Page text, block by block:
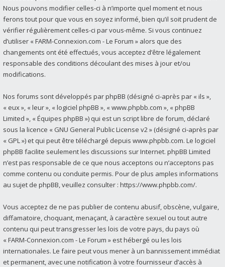
Nous pouvons modifier celles-ci à n’importe quel moment et nous
ferons tout pour que vous en soyez informé, bien qu’il soit prudent de
vérifier régulièrement celles-ci par vous-même. Si vous continuez
d’utiliser « FARM-Connexion.com - Le Forum » alors que des
changements ont été effectués, vous acceptez d’être légalement
responsable des conditions découlant des mises à jour et/ou
modifications.
Nos forums sont développés par phpBB (désigné ci-après par « ils »,
« eux », « leur », « logiciel phpBB », « www.phpbb.com », « phpBB
Limited », « Équipes phpBB ») qui est un script libre de forum, déclaré
sous la licence « GNU General Public License v2» (désigné ci-après par
« GPL ») et qui peut être téléchargé depuis www.phpbb.com. Le logiciel
phpBB facilite seulement les discussions sur Internet. phpBB Limited
n’est pas responsable de ce que nous acceptons ou n’acceptons pas
comme contenu ou conduite permis. Pour de plus amples informations
au sujet de phpBB, veuillez consulter : https://www.phpbb.com/.
Vous acceptez de ne pas publier de contenu abusif, obscène, vulgaire,
diffamatoire, choquant, menaçant, à caractère sexuel ou tout autre
contenu qui peut transgresser les lois de votre pays, du pays où
« FARM-Connexion.com - Le Forum » est hébergé ou les lois
internationales. Le faire peut vous mener à un bannissement immédiat
et permanent, avec une notification à votre fournisseur d’accès à